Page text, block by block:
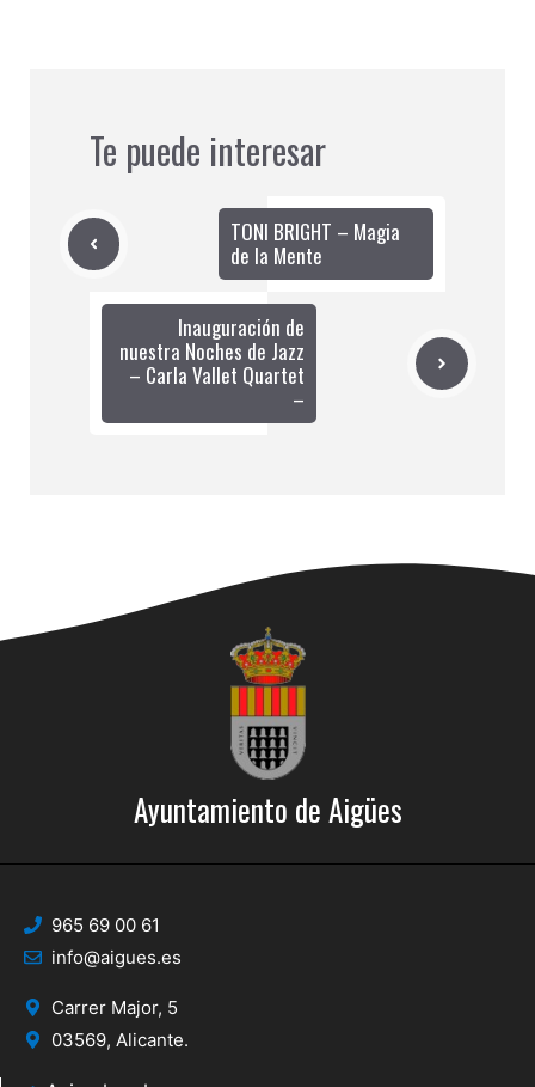
Te puede interesar
TONI BRIGHT – Magia
de la Mente
Inauguración de
nuestra Noches de Jazz
– Carla Vallet Quartet
–
Ayuntamiento de Aigües
965 69 00 61
info@aigues.es
Carrer Major, 5
03569, Alicante.